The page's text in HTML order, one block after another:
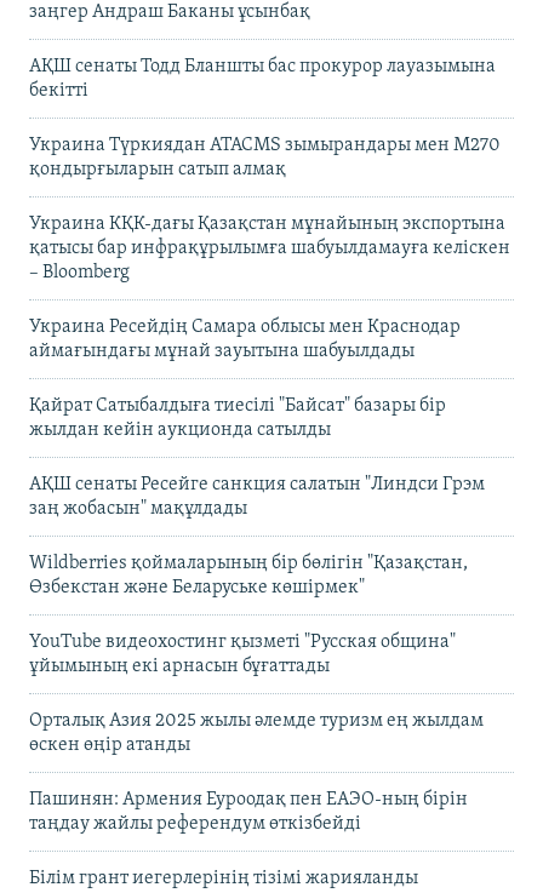
заңгер Андраш Баканы ұсынбақ
АҚШ сенаты Тодд Бланшты бас прокурор лауазымына
бекітті
Украина Түркиядан ATACMS зымырандары мен M270
қондырғыларын сатып алмақ
Украина КҚК-дағы Қазақстан мұнайының экспортына
қатысы бар инфрақұрылымға шабуылдамауға келіскен
– Bloomberg
Украина Ресейдің Самара облысы мен Краснодар
аймағындағы мұнай зауытына шабуылдады
Қайрат Сатыбалдыға тиесілі "Байсат" базары бір
жылдан кейін аукционда сатылды
АҚШ сенаты Ресейге санкция салатын "Линдси Грэм
заң жобасын" мақұлдады
Wildberries қоймаларының бір бөлігін "Қазақстан,
Өзбекстан және Беларуське көшірмек"
YouTube видеохостинг қызметі "Русская община"
ұйымының екі арнасын бұғаттады
Орталық Азия 2025 жылы әлемде туризм ең жылдам
өскен өңір атанды
Пашинян: Армения Еуроодақ пен ЕАЭО-ның бірін
таңдау жайлы референдум өткізбейді
Білім грант иегерлерінің тізімі жарияланды